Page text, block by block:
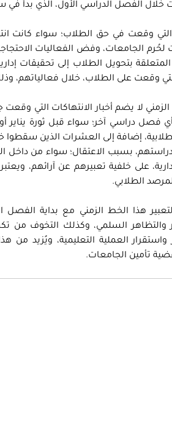
الدراسي الأول، الذي بدأ في سبتمبر 2013 وانتهى في
التي وقعت في حق الطلاب؛ سواء كانت
الجامعات، وفض الفعاليات
المتعلقة بتحويل الطلاب إلى
وقعت على الطلاب، خلال فعالياتهم،
لا يضم أخبار الانتهاكات التي
إضافة إلى العشرات الذين
دراستهم، بسبب الاعتقال؛ سواء من
على خلفية تعبيرهم عن آرائهم،
الطلابي.
هذا الخط الزمني مع بداية الفصل
والتظاهر السلمي، وكذلك التخوف من
العملية التعليمية، ويُزيد
تأمين الجامعات.